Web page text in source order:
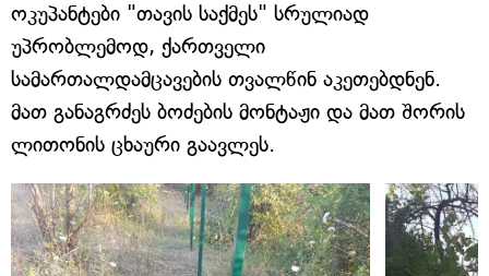
ოკუპანტები "თავის საქმეს" სრულიად
უპრობლემოდ, ქართველი
სამართალდამცავების თვალწინ აკეთებდნენ.
მათ განაგრძეს ბოძების მონტაჟი და მათ შორის
ლითონის ცხაური გაავლეს.